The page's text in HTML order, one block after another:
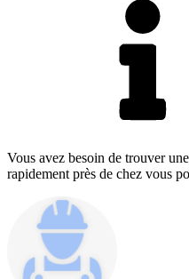
Vous avez besoin de trouver
rapidement près de chez vous